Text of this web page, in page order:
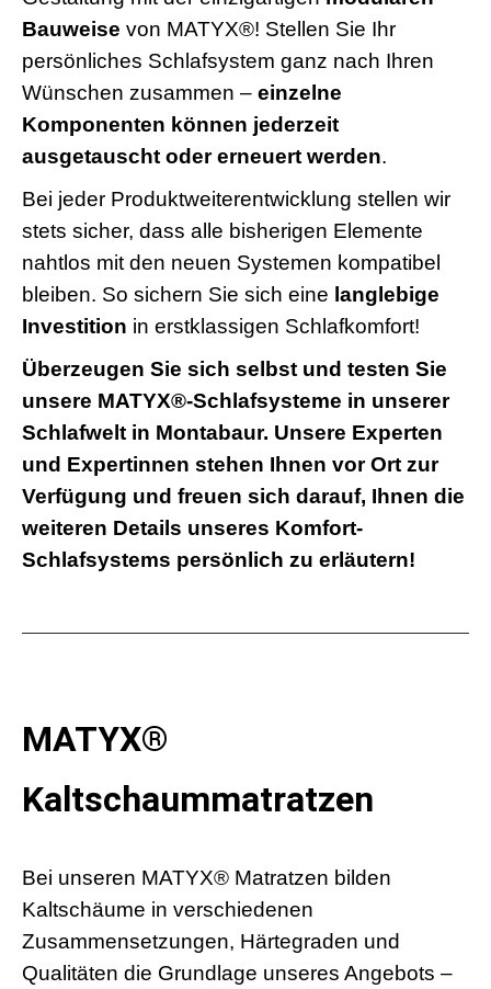
Bauweise von MATYX®! Stellen Sie Ihr
persönliches Schlafsystem ganz nach Ihren
Wünschen zusammen – einzelne
Komponenten können jederzeit
ausgetauscht oder erneuert werden.
Bei jeder Produktweiterentwicklung stellen wir
stets sicher, dass alle bisherigen Elemente
nahtlos mit den neuen Systemen kompatibel
bleiben. So sichern Sie sich eine langlebige
Investition in erstklassigen Schlafkomfort!
Überzeugen Sie sich selbst und testen Sie
unsere MATYX®-Schlafsysteme in unserer
Schlafwelt in Montabaur. Unsere Experten
und Expertinnen stehen Ihnen vor Ort zur
Verfügung und freuen sich darauf, Ihnen die
weiteren Details unseres Komfort-
Schlafsystems persönlich zu erläutern!
MATYX®
Kaltschaummatratzen
Bei unseren MATYX® Matratzen bilden
Kaltschäume in verschiedenen
Zusammensetzungen, Härtegraden und
Qualitäten die Grundlage unseres Angebots –